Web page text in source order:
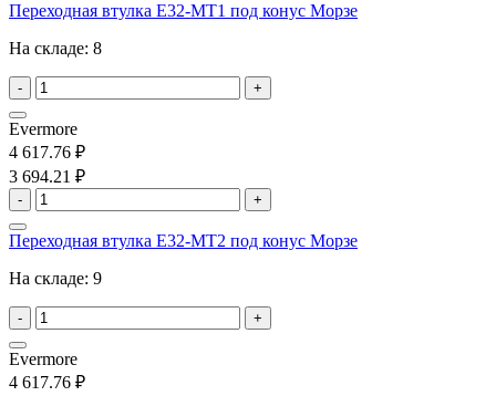
Переходная втулка E32-MT1 под конус Морзе
На складе: 8
- +
Evermore
4 617.76 ₽
3 694.21 ₽
- +
Переходная втулка E32-MT2 под конус Морзе
На складе: 9
- +
Evermore
4 617.76 ₽